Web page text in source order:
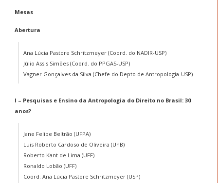
Mesas
Abertura
Ana Lúcia Pastore Schritzmeyer (Coord. do NADIR-USP)
Júlio Assis Simões (Coord. do PPGAS-USP)
Vagner Gonçalves da Silva (Chefe do Depto de Antropologia-USP)
I – Pesquisas e Ensino da Antropologia do Direito no Brasil: 30
anos?
Jane Felipe Beltrão (UFPA)
Luis Roberto Cardoso de Oliveira (UnB)
Roberto Kant de Lima (UFF)
Ronaldo Lobão (UFF)
Coord: Ana Lúcia Pastore Schritzmeyer (USP)